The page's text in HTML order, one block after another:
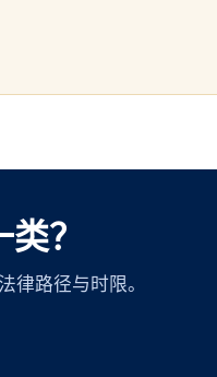
？
律路径与时限。